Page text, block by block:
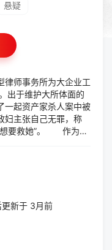
悬疑
师事务所为大企业工
出于维护大所体面的
一起资产家杀人案中被
妇主张自己无罪，称
想要救她”。 作为检
自闭谱系障碍。通过
立信任，但在法庭
她正面相对……
新于 3月前